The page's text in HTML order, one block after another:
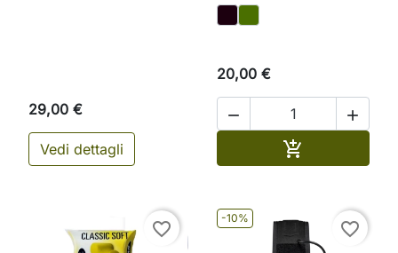
29,00 €
Vedi dettagli
20,00 €
 

favorite_border
-10%
favorite_border